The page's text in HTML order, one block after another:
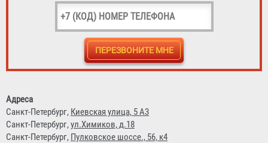
Гражданский противогаз ГП-7Б
Адреса
Санкт-Петербург, Киевская улица, 5 А3
Санкт-Петербург,ул.Химиков, д.18
Санкт-Петербург, Пулковское шоссе., 56, к4